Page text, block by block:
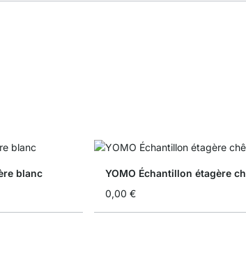
blanc
YOMO Échantillon étagère
0,00 €